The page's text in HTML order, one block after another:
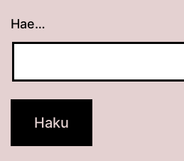
Hae…
Kun tuloksia tulee, voit